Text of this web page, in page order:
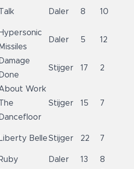
Daler 8 10
Hypersonic
Missiles
Daler 5 12
Damage
Done
Stijger 17 2
Work
Dancefloor
Stijger 15 7
Liberty BelleStijger 22 7
Ruby Daler 13
8